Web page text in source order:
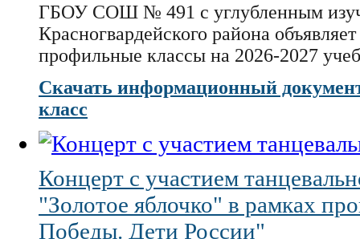
ГБОУ СОШ № 491 с углубленным
Красногвардейского района
профильные классы на 2026-2027
Скачать информационный
класс
Концерт с участием
"Золотое яблочко" в рамках
Победы. Дети России"